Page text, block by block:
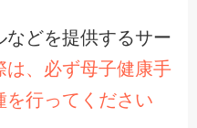
どを提供するサー
は、必ず母子健康手
を行ってください